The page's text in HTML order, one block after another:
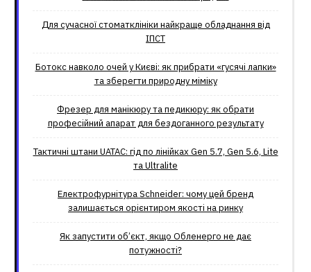
Для сучасної стоматклініки найкраще обладнання від
ІПСТ
Ботокс навколо очей у Києві: як прибрати «гусячі лапки»
та зберегти природну міміку
Фрезер для манікюру та педикюру: як обрати
професійний апарат для бездоганного результату
Тактичні штани UATAC: гід по лінійках Gen 5.7, Gen 5.6, Lite
та Ultralite
Електрофурнітура Schneider: чому цей бренд
залишається орієнтиром якості на ринку
Як запустити об’єкт, якщо Обленерго не дає
потужності?